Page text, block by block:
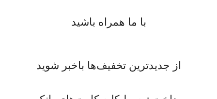
با ما همراه باشید
از جدیدترین تخفیف‌ها باخبر شوید